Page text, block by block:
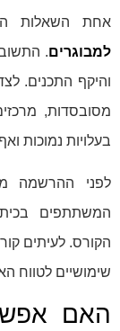
אחת השאלות
למבוגרים.
והיקף התכנים.
מסובסדות,
בעלויות נמוכות
לפני ההרשמה
המשתתפים
הקורס. לעיתים
שימושיים לטווח
האם